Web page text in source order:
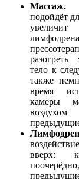
Массаж.
подойдёт
тело к
также
время
камеры
вверх: